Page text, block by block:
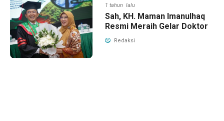
1 tahun lalu
Sah, KH. Maman Imanulhaq
Resmi Meraih Gelar Doktor
Redaksi